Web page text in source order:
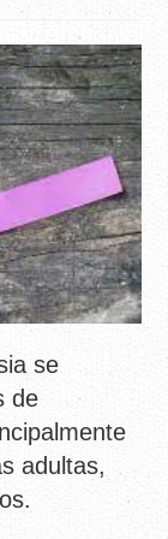
se
de
adultas,